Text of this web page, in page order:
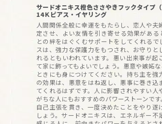
サードオニキス橙色ささやきフックタイプ
14Ｋピアス・イヤリング
人間関係全般に幸運をもたらし、恋人や夫
定させ、よい友情を引き寄せる効果がある
との絆をはぐくむサポートをしてくれる
スは、強力な保護力をもつされ、お守りと
れるともいわれています。悪い出来事が起
て家に飾ってもよいでしょう。悪意や嫉妬
ときにも身につけてください。持ち主を
の効果は、悪意をはね返し、悪事に巻き込
てくれるはずです。人に影響されやすい人
がちな人にもおすすめのパワーストーンです
自己主張を貫き、一度決めたことをやり遂
しょう。サードオニキスは、エネルギー